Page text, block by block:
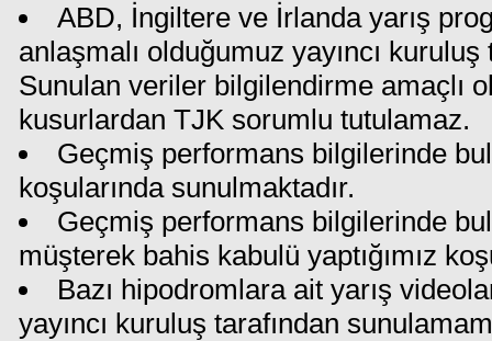
ABD, İngiltere ve İrlanda yarış
anlaşmalı olduğumuz yayıncı
Sunulan veriler bilgilendirme amaçlı
kusurlardan TJK sorumlu tutulamaz.
Geçmiş performans bilgilerinde
koşularında sunulmaktadır.
Geçmiş performans bilgilerinde
müşterek bahis kabulü yaptığımız
Bazı hipodromlara ait yarış
yayıncı kuruluş tarafından